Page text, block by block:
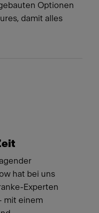
Optionen
damit alles
hat bei uns
Experten
mit einem